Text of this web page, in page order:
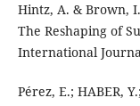
Hintz, A. & Brown,
The Reshaping of
International
Pérez, E.; HABER,